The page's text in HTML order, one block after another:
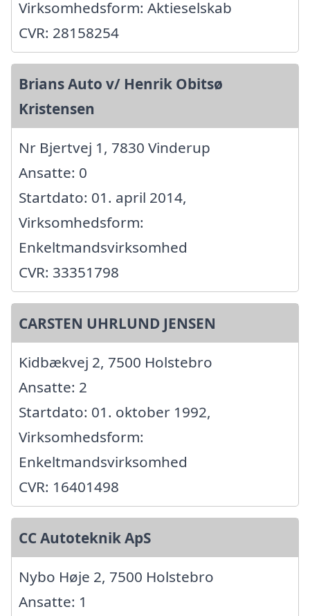
Virksomhedsform: Aktieselskab
CVR: 28158254
Brians Auto v/ Henrik Obitsø
Kristensen
Nr Bjertvej 1, 7830 Vinderup
Ansatte: 0
Startdato: 01. april 2014,
Virksomhedsform:
Enkeltmandsvirksomhed
CVR: 33351798
CARSTEN UHRLUND JENSEN
Kidbækvej 2, 7500 Holstebro
Ansatte: 2
Startdato: 01. oktober 1992,
Virksomhedsform:
Enkeltmandsvirksomhed
CVR: 16401498
CC Autoteknik ApS
Nybo Høje 2, 7500 Holstebro
Ansatte: 1